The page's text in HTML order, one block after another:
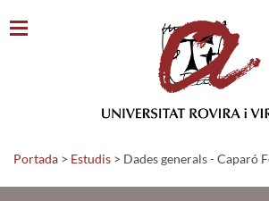
Portada > Estudis > Dades generals - Caparó